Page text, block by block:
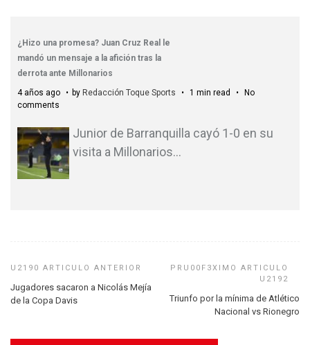
¿Hizo una promesa? Juan Cruz Real le
mandó un mensaje a la afición tras la
derrota ante Millonarios
4 años ago
by Redacción Toque Sports 1 min read
No
comments
Junior de Barranquilla cayó 1-0 en su
visita a Millonarios…
Jugadores sacaron a Nicolás Mejía
de la Copa Davis
Triunfo por la mínima de Atlético
Nacional vs Rionegro